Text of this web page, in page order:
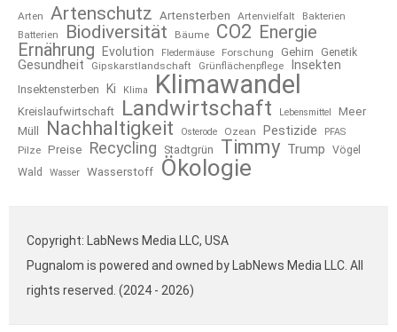
Arten Artenschutz Artensterben Artenvielfalt
Bakterien
Batterien
Biodiversität Bäume CO2 Energie
Ernährung
Evolution Fledermäuse Forschung Gehirn Genetik
Gesundheit Gipskarstlandschaft Grünflächenpflege Insekten
Insektensterben Ki Klima Klimawandel
Kreislaufwirtschaft Landwirtschaft Lebensmittel
Meer
Müll
Nachhaltigkeit Osterode Ozean Pestizide PFAS
Pilze Preise Recycling Stadtgrün Timmy Trump
Vögel
Wald
Wasser Wasserstoff Ökologie
Copyright: LabNews Media LLC, USA
Pugnalom is powered and owned by LabNews Media LLC. All
rights reserved. (2024 - 2026)